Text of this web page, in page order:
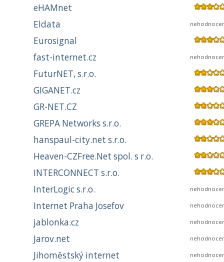
eHAMnet
Eldata
Eurosignal
fast-internet.cz
FuturNET, s.r.o.
GIGANET.cz
GR-NET.CZ
GREPA Networks s.r.o.
hanspaul-city.net s.r.o.
Heaven-CZFree.Net spol. s r.o.
INTERCONNECT s.r.o.
InterLogic s.r.o.
Internet Praha Josefov
jablonka.cz
Jarov.net
Jihoměstský internet